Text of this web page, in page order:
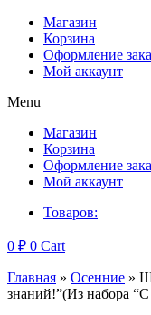
Магазин
Корзина
Оформление
Мой аккаунт
Menu
Магазин
Корзина
Оформление
Мой аккаунт
Товаров:
0 ₽ 0 Cart
Главная » Осенние »
знаний!”(Из набора